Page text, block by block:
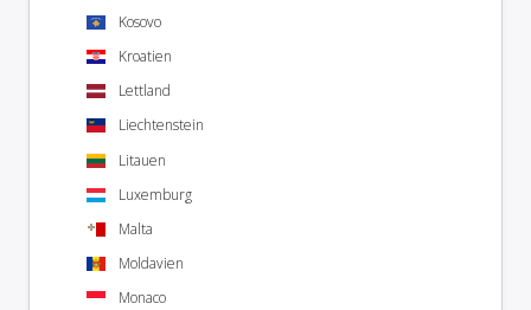
Kosovo
Kroatien
Lettland
Liechtenstein
Litauen
Luxemburg
Malta
Moldavien
Monaco